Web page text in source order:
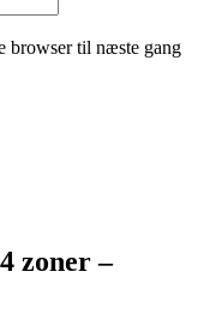
browser til næste gang
zoner –